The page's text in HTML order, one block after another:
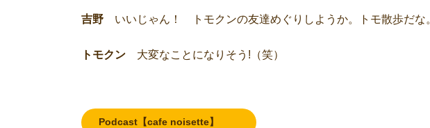
吉野 いいじゃん！ トモクンの友達めぐりしようか。トモ散歩だな
トモクン 大変なことになりそう!（笑）
Podcast【cafe noisette】